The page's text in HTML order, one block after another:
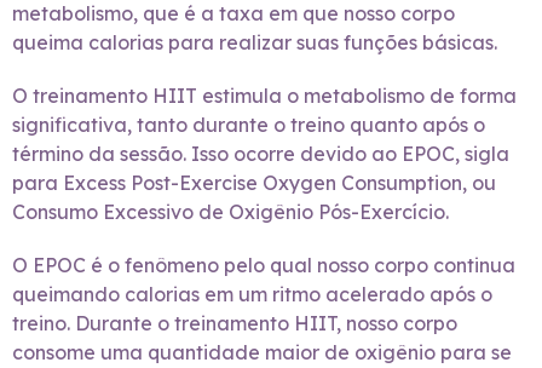
metabolismo, que é a taxa em que nosso corpo
queima calorias para realizar suas funções básicas.
O treinamento HIIT estimula o metabolismo de forma
significativa, tanto durante o treino quanto após o
término da sessão. Isso ocorre devido ao EPOC, sigla
para Excess Post-Exercise Oxygen Consumption, ou
Consumo Excessivo de Oxigênio Pós-Exercício.
O EPOC é o fenômeno pelo qual nosso corpo continua
queimando calorias em um ritmo acelerado após o
treino. Durante o treinamento HIIT, nosso corpo
consome uma quantidade maior de oxigênio para se